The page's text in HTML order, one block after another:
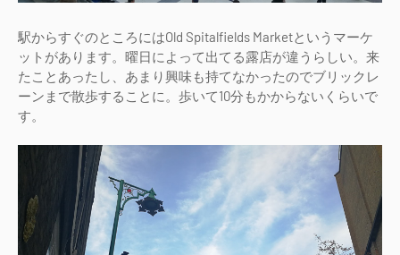
駅からすぐのところにはOld Spitalfields Marketというマーケ
ットがあります。曜日によって出てる露店が違うらしい。来
たことあったし、あまり興味も持てなかったのでブリックレ
ーンまで散歩することに。歩いて10分もかからないくらいで
す。